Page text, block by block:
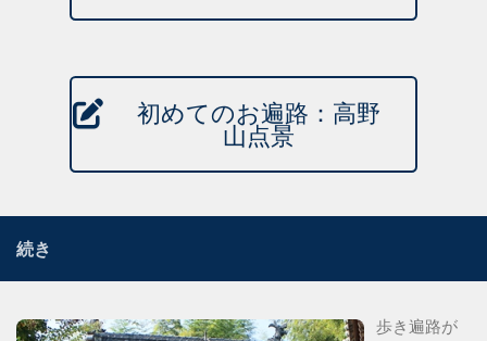
初めてのお遍路：高野
山点景
続き
歩き遍路が